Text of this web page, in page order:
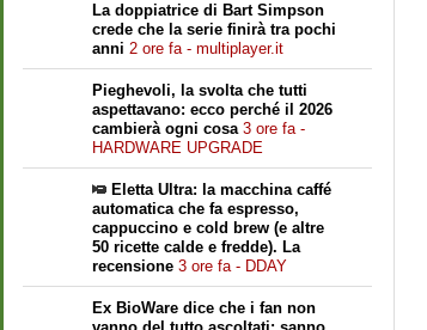
La doppiatrice di Bart Simpson
crede che la serie finirà tra pochi
anni 2 ore fa - multiplayer.it
Pieghevoli, la svolta che tutti
aspettavano: ecco perché il 2026
cambierà ogni cosa 3 ore fa -
HARDWARE UPGRADE
Eletta Ultra: la macchina caffé
automatica che fa espresso,
cappuccino e cold brew (e altre
50 ricette calde e fredde). La
recensione 3 ore fa - DDAY
Ex BioWare dice che i fan non